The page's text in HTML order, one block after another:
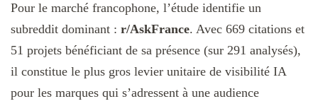
Pour le marché francophone, l’étude identifie un
subreddit dominant : r/AskFrance. Avec 669 citations et
51 projets bénéficiant de sa présence (sur 291 analysés),
il constitue le plus gros levier unitaire de visibilité IA
pour les marques qui s’adressent à une audience